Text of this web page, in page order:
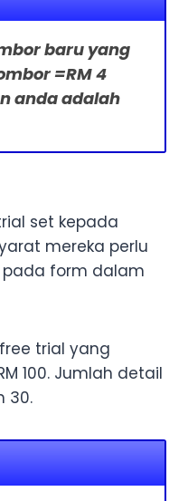
baru yang
=RM 4
anda adalah
set kepada
mereka perlu
pada form dalam
trial yang
100. Jumlah detail
30.